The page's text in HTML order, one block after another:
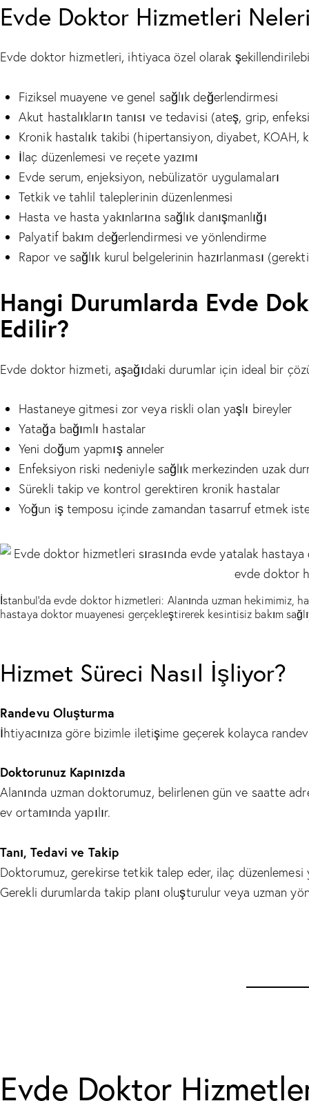
Evde Doktor Hizmetleri
Evde doktor hizmetleri, ihtiyaca özel olarak
Fiziksel muayene ve genel sağlık değerlendirmesi
Akut hastalıkların tanısı ve tedavisi (ateş, grip,
Kronik hastalık takibi (hipertansiyon, diyabet, KOAH,
İlaç düzenlemesi ve reçete yazımı
Evde serum, enjeksiyon, nebülizatör uygulamaları
Tetkik ve tahlil taleplerinin düzenlenmesi
Hasta ve hasta yakınlarına sağlık danışmanlığı
Palyatif bakım değerlendirmesi ve yönlendirme
Rapor ve sağlık kurul belgelerinin hazırlanması
Hangi Durumlarda Evde
Edilir?
Evde doktor hizmeti, aşağıdaki durumlar için ideal bir
Hastaneye gitmesi zor veya riskli olan yaşlı bireyler
Yatağa bağımlı hastalar
Yeni doğum yapmış anneler
Enfeksiyon riski nedeniyle sağlık merkezinden uzak
Sürekli takip ve kontrol gerektiren kronik hastalar
Yoğun iş temposu içinde zamandan tasarruf etmek
İstanbul’da evde doktor hizmetleri: Alanında uzman hekimimiz,
hastaya doktor muayenesi gerçekleştirerek kesintisiz bakım
Hizmet Süreci Nasıl İşliyor?
Randevu Oluşturma
İhtiyacınıza göre bizimle iletişime geçerek kolayca
Doktorunuz Kapınızda
Alanında uzman doktorumuz, belirlenen gün ve saatte
ev ortamında yapılır.
Tanı, Tedavi ve Takip
Doktorumuz, gerekirse tetkik talep eder, ilaç düzenlemesi
Gerekli durumlarda takip planı oluşturulur veya uzman
Evde Doktor